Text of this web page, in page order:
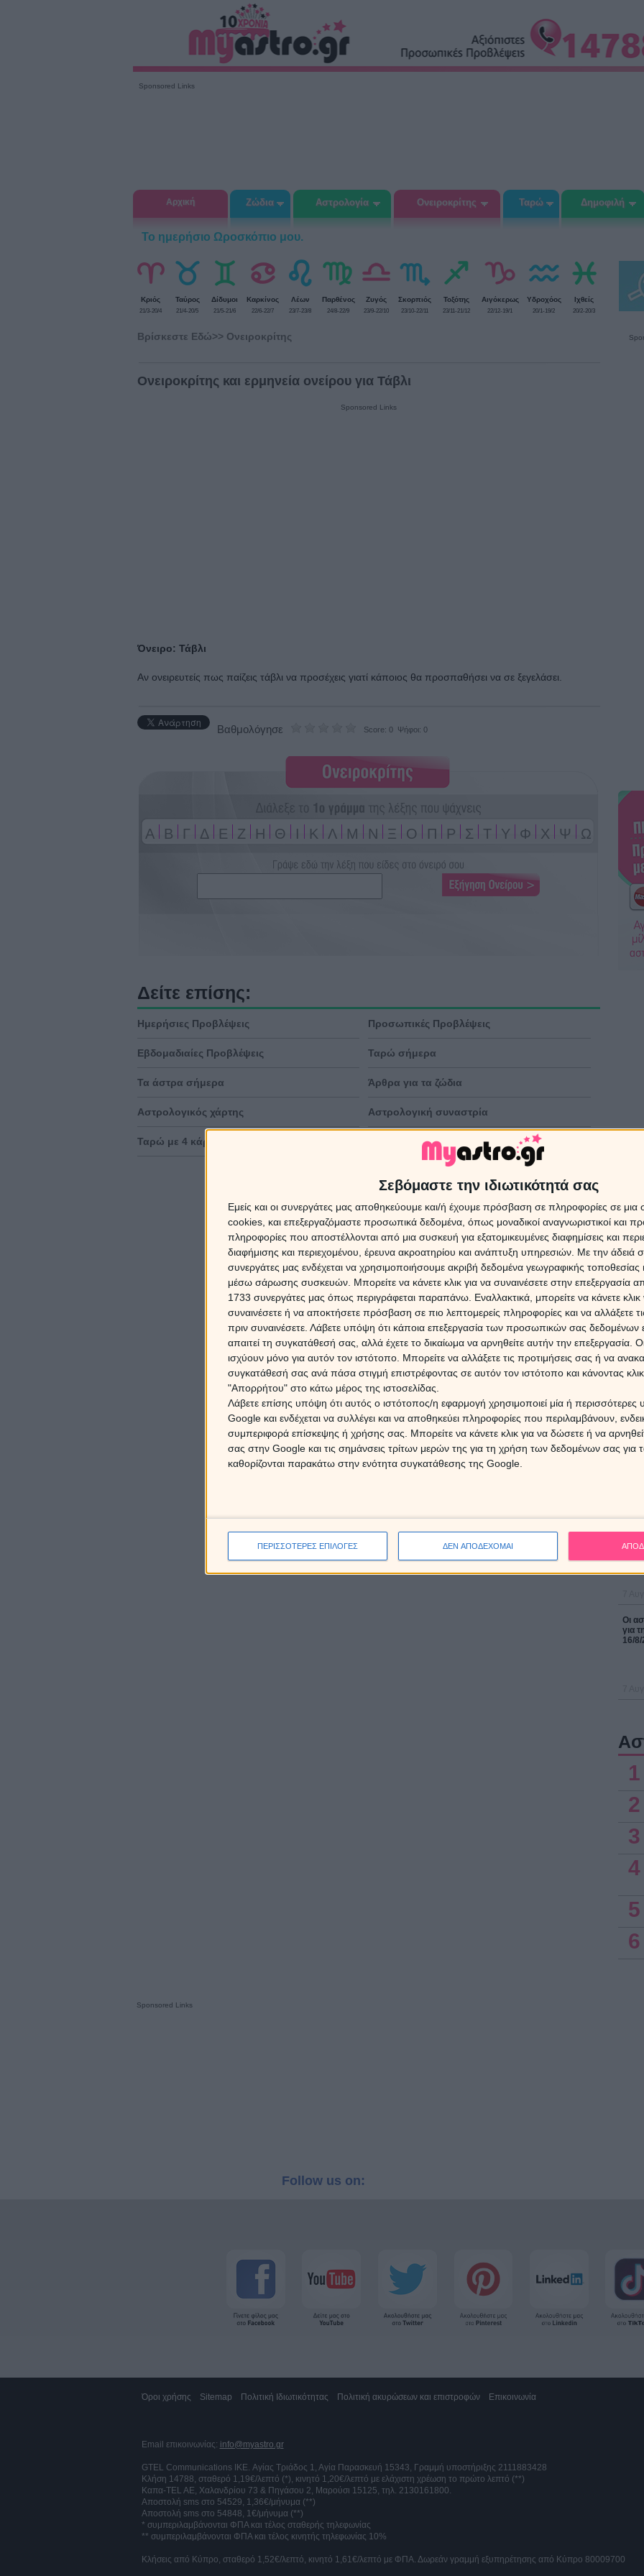
Σεβόμαστε την ιδιωτικότητά σας
Εμείς και οι συνεργάτες μας αποθηκεύουμε και/ή έχουμε πρόσβαση σε πληροφορίες σε
cookies, και επεξεργαζόμαστε προσωπικά δεδομένα, όπως μοναδικοί αναγνωριστικοί και
πληροφορίες που αποστέλλονται από μια συσκευή για εξατομικευμένες διαφημίσεις και
διαφήμισης και περιεχομένου, έρευνα ακροατηρίου και ανάπτυξη υπηρεσιών. Με την άδειά
συνεργάτες μας ενδέχεται να χρησιμοποιήσουμε ακριβή δεδομένα γεωγραφικής τοποθεσίας
μέσω σάρωσης συσκευών. Μπορείτε να κάνετε κλικ για να συναινέσετε στην επεξεργασία
1733 συνεργάτες μας όπως περιγράφεται παραπάνω. Εναλλακτικά, μπορείτε να κάνετε κλικ
συναινέσετε ή να αποκτήσετε πρόσβαση σε πιο λεπτομερείς πληροφορίες και να αλλάξετε
πριν συναινέσετε. Λάβετε υπόψη ότι κάποια επεξεργασία των προσωπικών σας δεδομένων
απαιτεί τη συγκατάθεσή σας, αλλά έχετε το δικαίωμα να αρνηθείτε αυτήν την επεξεργασία.
ισχύουν μόνο για αυτόν τον ιστότοπο. Μπορείτε να αλλάξετε τις προτιμήσεις σας ή να
συγκατάθεσή σας ανά πάσα στιγμή επιστρέφοντας σε αυτόν τον ιστότοπο και κάνοντας
"Απορρήτου" στο κάτω μέρος της ιστοσελίδας.
Λάβετε επίσης υπόψη ότι αυτός ο ιστότοπος/η εφαρμογή χρησιμοποιεί μία ή περισσότερες
Google και ενδέχεται να συλλέγει και να αποθηκεύει πληροφορίες που περιλαμβάνουν,
συμπεριφορά επίσκεψης ή χρήσης σας. Μπορείτε να κάνετε κλικ για να δώσετε ή να
σας στην Google και τις σημάνσεις τρίτων μερών της για τη χρήση των δεδομένων σας
καθορίζονται παρακάτω στην ενότητα συγκατάθεσης της Google.
ΠΕΡΙΣΣΟΤΕΡΕΣ ΕΠΙΛΟΓΕΣ ΔΕΝ ΑΠΟΔΕΧΟΜΑΙ
Sponsored Links
Αρχική Ζώδια Αστρολογία Ονειροκρίτης Ταρώ Δημοφιλή
Το ημερήσιο Ωροσκόπιο μου.
Κριός
21/3-20/4
Ταύρος
21/4-20/5
Δίδυμοι
21/5-21/6
Καρκίνος
22/6-22/7
Λέων
23/7-23/8
Παρθένος
24/8-22/9
Ζυγός
23/9-22/10
Σκορπιός
23/10-22/11
Τοξότης
23/11-21/12
Αιγόκερως
22/12-19/1
Υδροχόος
20/1-19/2
Ιχθείς
20/2-20/3
Βρίσκεστε Eδώ>> Ονειροκρίτης
Ονειροκρίτης και ερμηνεία ονείρου για Τάβλι
Sponsored Links
Όνειρο: Τάβλι
Αν ονειρευτείς πως παίζεις τάβλι να προσέχεις γιατί κάποιος θα προσπαθήσει να σε ξεγελάσει.
Βαθμολόγησε Score: 0 Ψήφοι: 0
A Β Γ Δ Ε Ζ Η Θ Ι Κ Λ Μ Ν Ξ Ο Π Ρ Σ Τ Υ Φ Χ Ψ Ω
Δείτε επίσης:
Ημερήσιες Προβλέψεις Προσωπικές Προβλέψεις
Εβδομαδιαίες Προβλέψεις Ταρώ σήμερα
Τα άστρα σήμερα Άρθρα για τα ζώδια
Αστρολογικός χάρτης Αστρολογική συναστρία
Ταρώ με 4 κάρτες
Χ.
ΘΑ
7
Τα
07/
Οι
για
16/
1
2
3
4
5
6
Sponsored Links
Follow us on:
Όροι χρήσης Sitemap Πολιτική Ιδιωτικότητας Πολιτική ακυρώσεων και επιστροφών Επικοινωνία
Email επικοινωνίας: info@myastro.gr
GTEL Communications IKE. Αγίας Τριάδος 1, Αγία Παρασκευή 15343, Γραμμή υποστήριξης 2111883428
Κλήση 14788, σταθερό 1,19€/λεπτό (*), κινητό 1,20€/λεπτό με ελάχιστη χρέωση το πρώτο λεπτό (**)
Καπα-TEL AE, Χαλανδρίου 73 & Πηγάσου 2, Μαρούσι 15125, τηλ. 2130161800.
Αποστολή sms στο 54529, 1,36€/μήνυμα (**)
Αποστολή sms στο 54848, 1€/μήνυμα (**)
* συμπεριλαμβάνονται ΦΠΑ και τέλος σταθερής τηλεφωνίας
** συμπεριλαμβάνονται ΦΠΑ και τέλος κινητής τηλεφωνίας 10%
Κλήσεις από Κύπρο, σταθερό 1,52€/λεπτό, κινητό 1,61€/λεπτό με ΦΠΑ. Δωρεάν γραμμή εξυπηρέτησης από Κύπρο 80009700